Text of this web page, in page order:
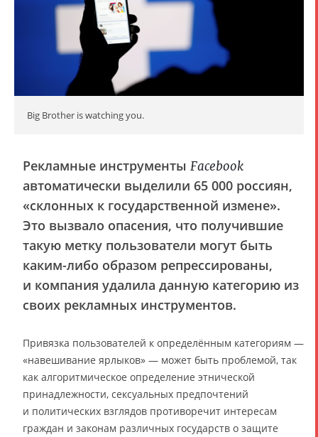
Big Brother is watching you.
Рекламные инструменты Facebook
автоматически выделили 65 000 россиян,
«склонных к государственной измене».
Это вызвало опасения, что получившие
такую метку пользователи могут быть
каким-либо образом репрессированы,
и компания удалила данную категорию из
своих рекламных инструментов.
Привязка пользователей к определённым категориям —
«навешивание ярлыков» — может быть проблемой, так
как алгоритмическое определение этнической
принадлежности, сексуальных предпочтений
и политических взглядов противоречит интересам
граждан и законам различных государств о защите